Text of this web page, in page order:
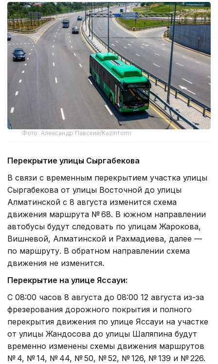
Фото: Александр Павский/Kazinform
Перекрытие улицы Сыргабекова
В связи с временным перекрытием участка улицы
Сыргабекова от улицы Восточной до улицы
Алматинской с 8 августа изменится схема
движения маршрута № 68. В южном направлении
автобусы будут следовать по улицам Жарокова,
Вишневой, Алматинской и Рахмадиева, далее —
по маршруту. В обратном направлении схема
движения не изменится.
Перекрытие на улице Яссауи:
С 08:00 часов 8 августа до 08:00 12 августа из-за
фрезерования дорожного покрытия и полного
перекрытия движения по улице Яссауи на участке
от улицы Жандосова до улицы Шаляпина будут
временно изменены схемы движения маршрутов
№ 4, № 14, № 44, № 50, № 52, № 126, № 139 и № 226.